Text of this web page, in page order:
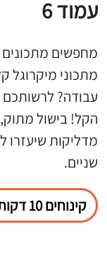
עמוד 6
מחפשים מתכונים
עבודה? לרשותכם
הקל! בישול
מדליקות שיעזרו
שניים.
קינוחים 10 דקות (125)